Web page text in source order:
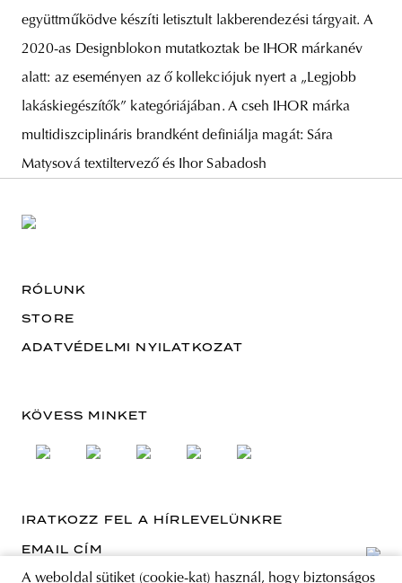
együttműködve készíti letisztult lakberendezési tárgyait. A
2020-as Designblokon mutatkoztak be IHOR márkanév
alatt: az eseményen az ő kollekciójuk nyert a „Legjobb
lakáskiegészítők” kategóriájában. A cseh IHOR márka
multidiszciplináris brandként definiálja magát: Sára
Matysová textiltervező és Ihor Sabadosh
A weboldal sütiket (cookie-kat) használ, hogy biztonságos
RÓLUNK
STORE
ADATVÉDELMI NYILATKOZAT
KÖVESS MINKET
IRATKOZZ FEL A HÍRLEVELÜNKRE
EMAIL CÍM